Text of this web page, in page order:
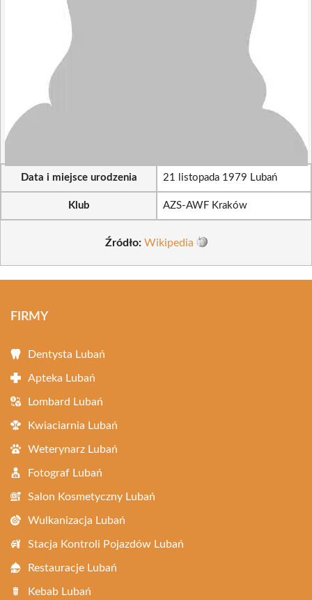
Data i miejsce urodzenia 21 listopada 1979 Lubań
Klub AZS-AWF Kraków
Źródło: Wikipedia
FIRMY
Dentysta Lubań
Apteka Lubań
Lombard Lubań
Kwiaciarnia Lubań
Weterynarz Lubań
Fotograf Lubań
Salon Kosmetyczny Lubań
Wulkanizacja Lubań
Stacja Kontroli Pojazdów Lubań
Restauracje Lubań
Kebab Lubań